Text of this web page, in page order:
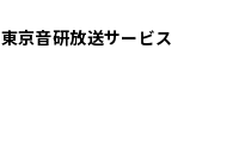
東京音研放送サービス